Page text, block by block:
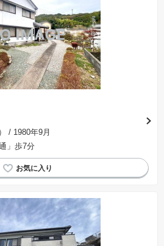
/ 1980年9月
」歩7分